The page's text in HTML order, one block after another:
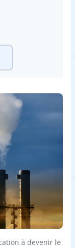
à devenir le